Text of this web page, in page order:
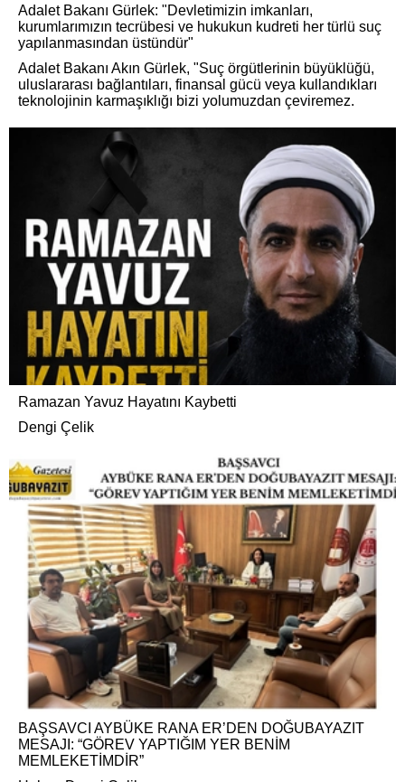
Adalet Bakanı Gürlek: "Devletimizin imkanları,
kurumlarımızın tecrübesi ve hukukun kudreti her türlü suç
yapılanmasından üstündür"
Adalet Bakanı Akın Gürlek, "Suç örgütlerinin büyüklüğü,
uluslararası bağlantıları, finansal gücü veya kullandıkları
teknolojinin karmaşıklığı bizi yolumuzdan çeviremez.
Ramazan Yavuz Hayatını Kaybetti
Dengi Çelik
BAŞSAVCI AYBÜKE RANA ER’DEN DOĞUBAYAZIT
MESAJI: “GÖREV YAPTIĞIM YER BENİM
MEMLEKETİMDİR”